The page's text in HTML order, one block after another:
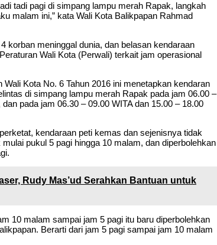
tadi pagi di simpang lampu merah Rapak, langkah
malam ini,” kata Wali Kota Balikpapan Rahmad
korban meninggal dunia, dan belasan kendaraan
Wali Kota (Perwali) terkait jam operasional
Kota No. 6 Tahun 2016 ini menetapkan kendaran
di simpang lampu merah Rapak pada jam 06.00 –
pada jam 06.30 – 09.00 WITA dan 15.00 – 18.00
kendaraan peti kemas dan sejenisnya tidak
pukul 5 pagi hingga 10 malam, dan diperbolehkan
Rudy Mas’ud Serahkan Bantuan untuk
10 malam sampai jam 5 pagi itu baru diperbolehkan
Berarti dari jam 5 pagi sampai jam 10 malam